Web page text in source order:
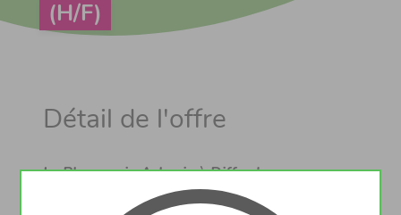
(H/F)
Détail de l'offre
La Pharmacie Arboria,à Differdange,